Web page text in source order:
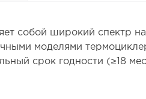
собой широкий спектр
моделями
срок годности (≥18